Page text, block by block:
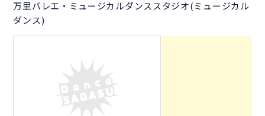
万里バレエ・ミュージカルダンススタジオ(ミュージカル
ダンス)